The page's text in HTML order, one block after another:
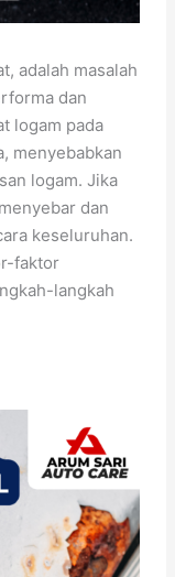
adalah masalah
dan
logam pada
menyebabkan
logam. Jika
dan
keseluruhan.
faktor
langkah